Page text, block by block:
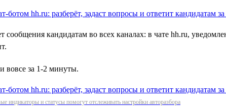
сообщения кандидатам во всех каналах: в чате hh.ru,
вовсе за 1‑2 минуты.
индикаторы и статусы помогут отслеживать настройки авторазбора